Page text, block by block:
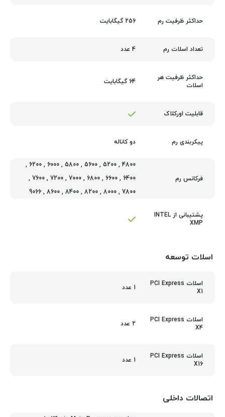
حداکثر ظرفیت رم 256 گیگابایت
تعداد اسلات رم 4 عدد
حداکثر ظرفیت هر
اسلات
64 گیگابایت
قابلیت اورکلاک
پیکربندی رم دو کاناله
فرکانس رم
4800
,
5200
,
5600
,
5800
,
6000
,
6200
,
6400
,
6600
,
6800
,
7000
,
7200
,
7600
,
7800
,
8000
,
8200
,
8400
,
8600
,
9066
پشتیبانی از INTEL
XMP
اسلات توسعه
اسلات PCI Express
X1
1 عدد
اسلات PCI Express
X4
2 عدد
اسلات PCI Express
X16
1 عدد
اتصالات داخلی